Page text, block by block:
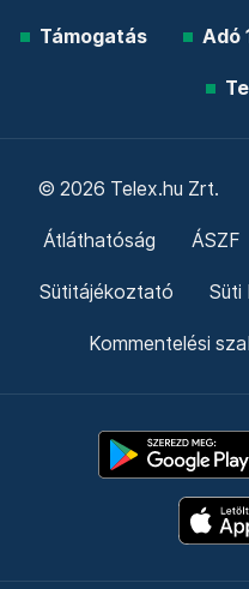
Támogatás Adó
© 2026 Telex.hu Zrt.
Átláthatóság ÁSZF
Sütitájékoztató Süti
Kommentelési